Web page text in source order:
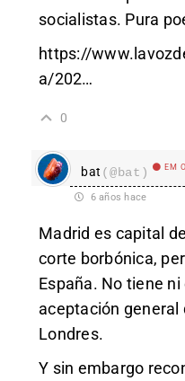
socialistas. Pura
https://
a/202…
0
bat (@bat) EM
6 años hace
Madrid es capital
corte borbónica,
España. No tiene
aceptación general
Londres.
Y sin embargo